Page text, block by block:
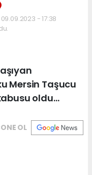
- 17:38
Mersin Taşucu
oldu…
OL